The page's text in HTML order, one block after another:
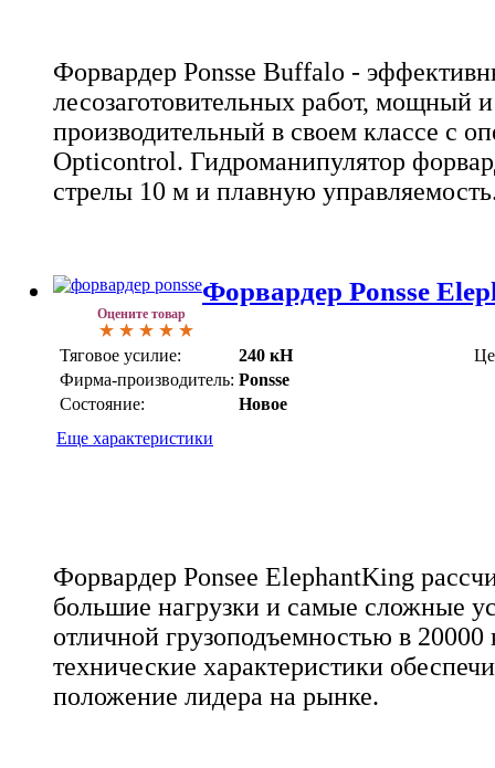
Форвардер Ponsse Buffalo -
лесозаготовительных работ, мощный
производительный в своем классе с
Opticontrol. Гидроманипулятор
стрелы 10 м и плавную
Оцените товар
Форвардер Ponsse
Тяговое усилие:
240 кН
Фирма-производитель: Ponsse
Состояние:
Новое
Еще характеристики
Форвардер Ponsee ElephantKing
большие нагрузки и самые сложные
отличной грузоподъемностью в
технические характеристики
положение лидера на рынке.